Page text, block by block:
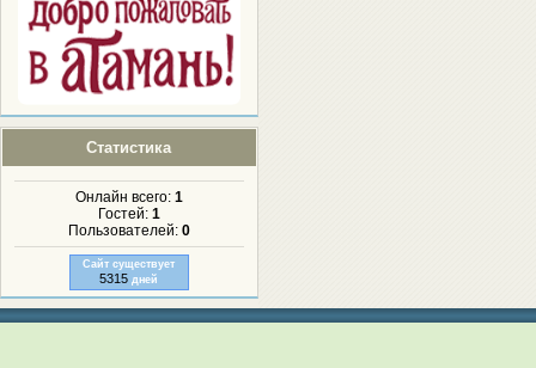
Статистика
Онлайн всего: 1
Гостей: 1
Пользователей: 0
Сайт существует
5315 дней